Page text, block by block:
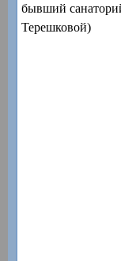
бывший
Терешковой)